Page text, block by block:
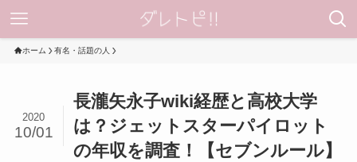
ホーム 有名・話題の人
長瀧矢永子wiki経歴と高校大学
は？ジェットスターパイロット
の年収を調査！【セブンルール】
2020
10/01